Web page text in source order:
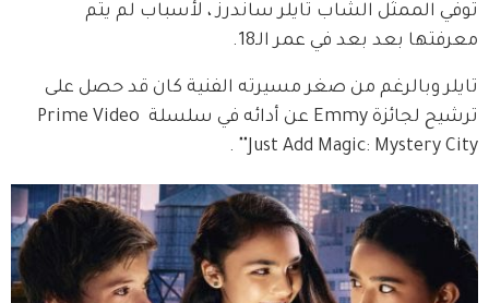
توفي الممثل الشاب تايلر ساندرز ، لأسباب لم يتم
معرفتها بعد بعد في عمر الـ18.
تايلر وبالرغم من صغر مسيرته الفنية كان قد حصل على
ترشيح لجائزة Emmy عن أدائه في سلسلة Prime Video
"Just Add Magic: Mystery City" .